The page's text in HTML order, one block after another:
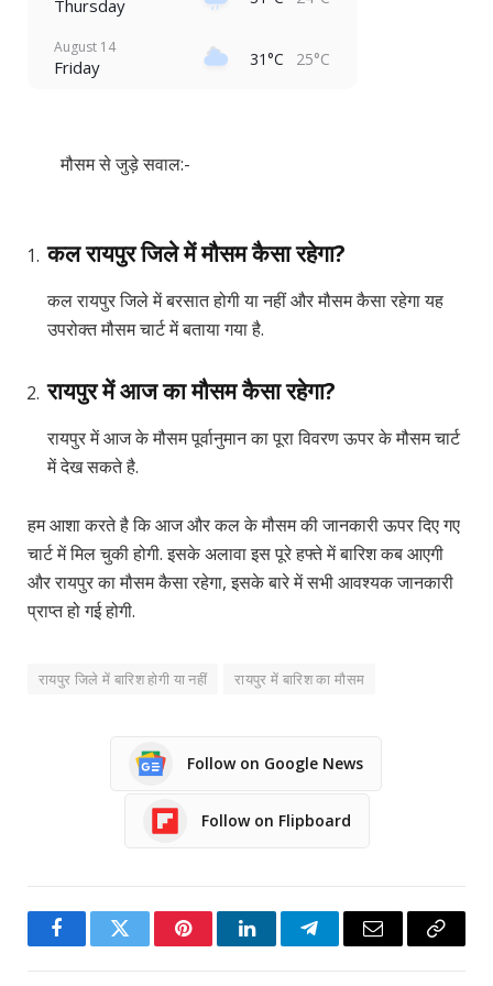
Thursday
August 14
Friday 31°C 25°C
मौसम से जुड़े सवाल:-
कल रायपुर जिले में मौसम कैसा रहेगा?
कल रायपुर जिले में बरसात होगी या नहीं और मौसम कैसा रहेगा यह
उपरोक्त मौसम चार्ट में बताया गया है.
रायपुर में आज का मौसम कैसा रहेगा?
रायपुर में आज के मौसम पूर्वानुमान का पूरा विवरण ऊपर के मौसम चार्ट
में देख सकते है.
हम आशा करते है कि आज और कल के मौसम की जानकारी ऊपर दिए गए
चार्ट में मिल चुकी होगी. इसके अलावा इस पूरे हफ्ते में बारिश कब आएगी
और रायपुर का मौसम कैसा रहेगा, इसके बारे में सभी आवश्यक जानकारी
प्राप्त हो गई होगी.
रायपुर जिले में बारिश होगी या नहीं रायपुर में बारिश का मौसम
Follow on Google News
Follow on Flipboard
FacebookTwitter PinterestLinkedInTelegramEmail
Copy